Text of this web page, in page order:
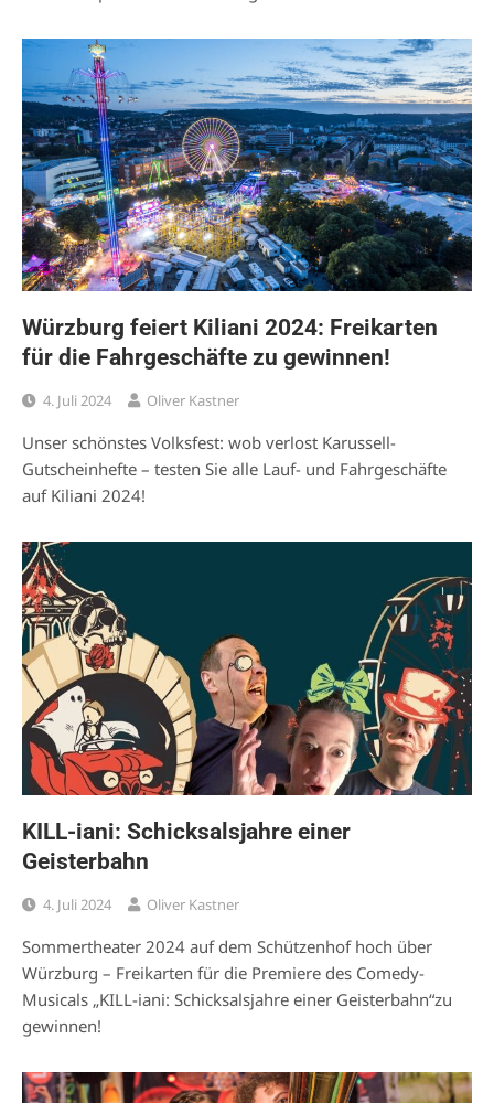
Würzburg feiert Kiliani 2024: Freikarten
für die Fahrgeschäfte zu gewinnen!
4. Juli 2024 Oliver Kastner
Unser schönstes Volksfest: wob verlost Karussell-
Gutscheinhefte – testen Sie alle Lauf- und Fahrgeschäfte
auf Kiliani 2024!
KILL-iani: Schicksalsjahre einer
Geisterbahn
4. Juli 2024 Oliver Kastner
Sommertheater 2024 auf dem Schützenhof hoch über
Würzburg – Freikarten für die Premiere des Comedy-
Musicals „KILL-iani: Schicksalsjahre einer Geisterbahn“zu
gewinnen!